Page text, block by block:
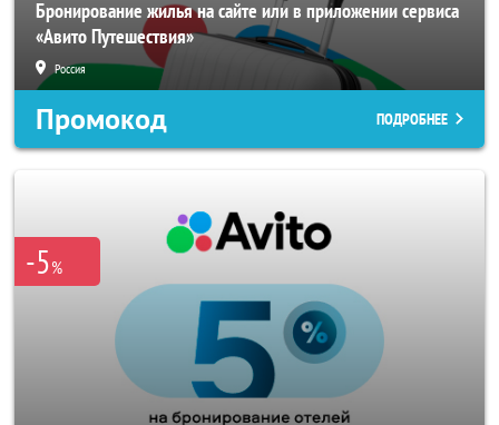
Бронирование жилья на сайте или в приложении сервиса
«Авито Путешествия»
Россия
Промокод ПОДРОБНЕЕ
-5%